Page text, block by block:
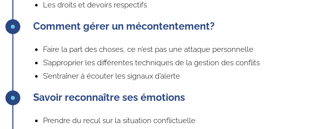
Les droits et devoirs respectifs
Comment gérer un mécontentement?
Faire la part des choses, ce n’est pas une attaque personnelle
S’approprier les différentes techniques de la gestion des conflits
S’entraîner à écouter les signaux d’alerte
Savoir reconnaître ses émotions
Prendre du recul sur la situation conflictuelle